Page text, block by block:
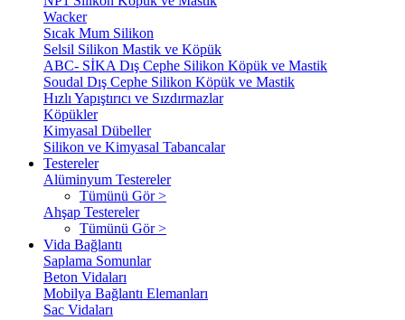
Wacker
Sıcak Mum Silikon
Selsil Silikon Mastik ve Köpük
ABC- SİKA Dış Cephe Silikon Köpük ve Mastik
Soudal Dış Cephe Silikon Köpük ve Mastik
Hızlı Yapıştırıcı ve Sızdırmazlar
Köpükler
Kimyasal Dübeller
Silikon ve Kimyasal Tabancalar
Testereler
Alüminyum Testereler
Tümünü Gör >
Ahşap Testereler
Tümünü Gör >
Vida Bağlantı
Saplama Somunlar
Beton Vidaları
Mobilya Bağlantı Elemanları
Sac Vidaları